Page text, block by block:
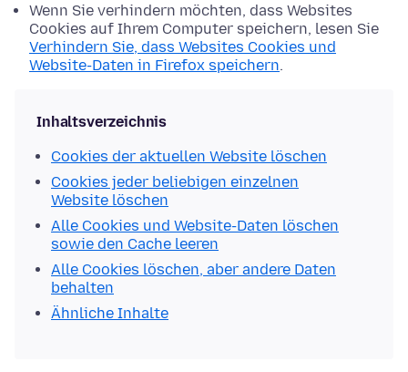
Wenn Sie verhindern möchten, dass Websites
Cookies auf Ihrem Computer speichern, lesen Sie
Verhindern Sie, dass Websites Cookies und
Website-Daten in Firefox speichern.
Inhaltsverzeichnis
Cookies der aktuellen Website löschen
Cookies jeder beliebigen einzelnen
Website löschen
Alle Cookies und Website-Daten löschen
sowie den Cache leeren
Alle Cookies löschen, aber andere Daten
behalten
Ähnliche Inhalte